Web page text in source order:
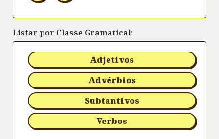
Listar por Classe Gramatical:
Adjetivos
Advérbios
Subtantivos
Verbos